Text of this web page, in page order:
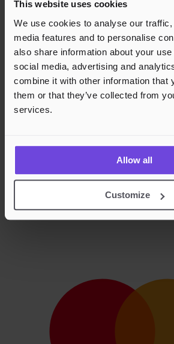
This website uses cookies
We use cookies to analyse our
media features and to personalise
also share information about your
social media, advertising and
combine it with other information that
them or that they’ve collected from
services.
Allow all
Customize
Rask og sikker betalingsbehandling